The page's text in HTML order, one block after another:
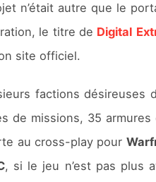
n’était autre que le
le titre de Digital
site officiel.
factions désireuses
de missions, 35
au cross-play pour
, si le jeu n’est pas plus